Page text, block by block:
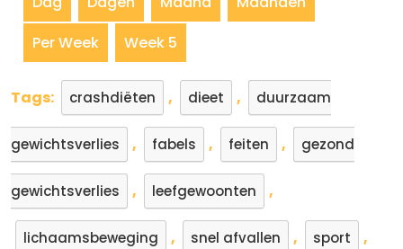
Per Week
Week 5
Tags: crashdiëten , dieet , duurzaam
gewichtsverlies , fabels , feiten , gezond
gewichtsverlies , leefgewoonten ,
lichaamsbeweging , snel afvallen , sport ,